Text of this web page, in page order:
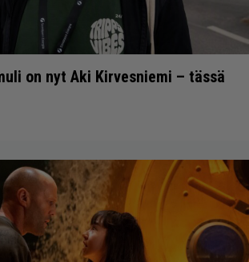
on nyt Aki Kirvesniemi – tässä